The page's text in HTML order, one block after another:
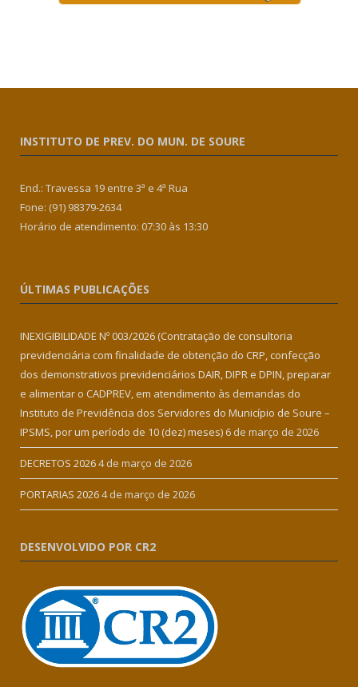
INSTITUTO DE PREV. DO MUN. DE SOURE
End.: Travessa 19 entre 3ª e 4ª Rua
Fone: (91) 98379-2634
Horário de atendimento: 07:30 às 13:30
ÚLTIMAS PUBLICAÇÕES
INEXIGIBILIDADE Nº 003/2026 (Contratação de consultoria
previdenciária com finalidade de obtenção do CRP, confecção
dos demonstrativos previdenciários DAIR, DIPR e DPIN, preparar
e alimentar o CADPREV, em atendimento às demandas do
Instituto de Previdência dos Servidores do Município de Soure –
IPSMS, por um período de 10 (dez) meses) 6 de março de 2026
DECRETOS 20264 de março de 2026
PORTARIAS 20264 de março de 2026
DESENVOLVIDO POR CR2